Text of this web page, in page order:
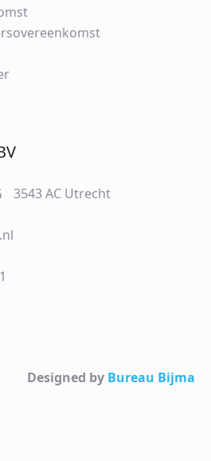
3543 AC Utrecht
Designed by Bureau Bijma